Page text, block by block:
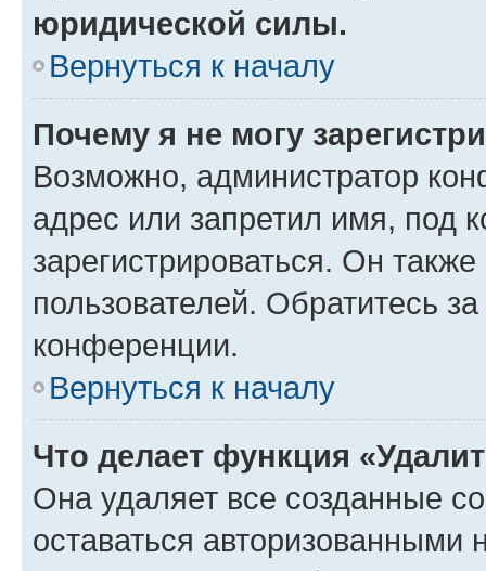
юридической силы.
Вернуться к началу
Почему я не могу
Возможно, администратор
адрес или запретил имя, под
зарегистрироваться. Он
пользователей. Обратитесь
конференции.
Вернуться к началу
Что делает функция
Она удаляет все созданные
оставаться авторизованными